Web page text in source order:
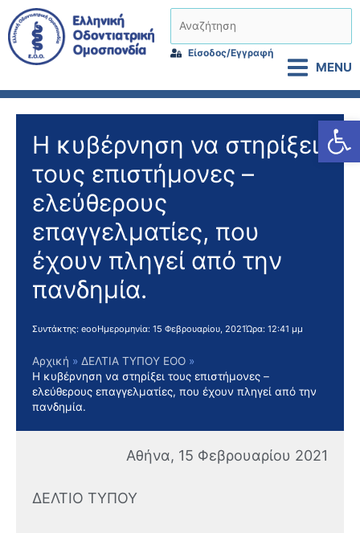
Μετάβαση
στο
περιεχόμενο
Είσοδος/Εγγραφή
MENU
Η κυβέρνηση να στηρίξει
τους επιστήμονες –
ελεύθερους
επαγγελματίες, που
έχουν πληγεί από την
πανδημία.
Συντάκτης: eooΗμερομηνία: 15 Φεβρουαρίου, 2021Ώρα: 12:41 μμ
Αρχική
ΔΕΛΤΙΑ ΤΥΠΟΥ ΕΟΟ
Η κυβέρνηση να στηρίξει τους επιστήμονες –
ελεύθερους επαγγελματίες, που έχουν πληγεί από την
πανδημία.
Αθήνα, 15 Φεβρουαρίου 2021
ΔΕΛΤΙΟ ΤΥΠΟΥ